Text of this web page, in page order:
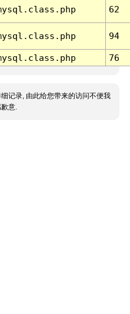
62
94
76
记录, 由此给您带来的访问不便我
意.